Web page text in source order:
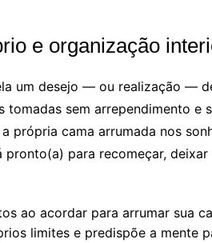
e organização
um desejo — ou realização —
tomadas sem arrependimento e
própria cama arrumada nos
para recomeçar,
ao acordar para arrumar sua
limites e predispõe a mente